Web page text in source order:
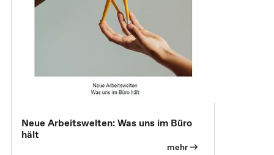
Neue Arbeitswelten: Was uns im Büro
hält
mehr